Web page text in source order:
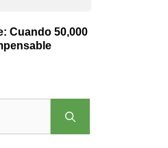
Cuando 50,000